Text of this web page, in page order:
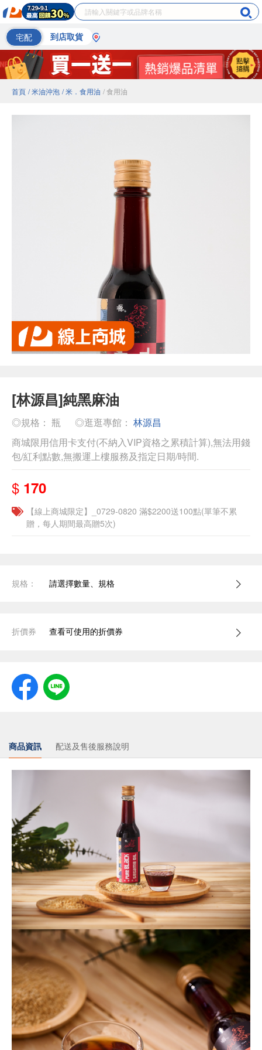
宅配 到店取貨
首頁 / 米油沖泡 / 米．食用油 / 食用油
[林源昌]純黑麻油
◎規格： 瓶 ◎逛逛專館： 林源昌
商城限用信用卡支付(不納入VIP資格之累積計算),無法用錢
包/紅利點數,無搬運上樓服務及指定日期/時間.
$ 170
【線上商城限定】_0729-0820 滿$2200送100點(單筆不累
贈，每人期間最高贈5次)
規格： 請選擇數量、規格
折價券 查看可使用的折價券
商品資訊 配送及售後服務說明